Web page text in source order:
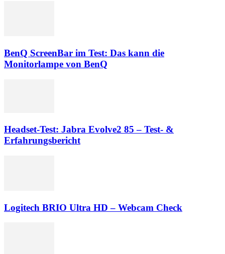
BenQ ScreenBar im Test: Das kann die
Monitorlampe von BenQ
Headset-Test: Jabra Evolve2 85 – Test- &
Erfahrungsbericht
Logitech BRIO Ultra HD – Webcam Check